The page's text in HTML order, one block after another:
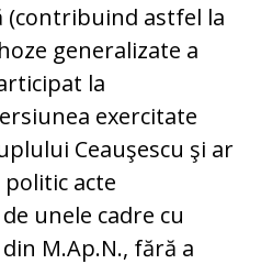
(contribuind astfel la
generalizate a
la
exercitate
Ceauşescu şi ar
acte
unele cadre cu
M.Ap.N., fără a